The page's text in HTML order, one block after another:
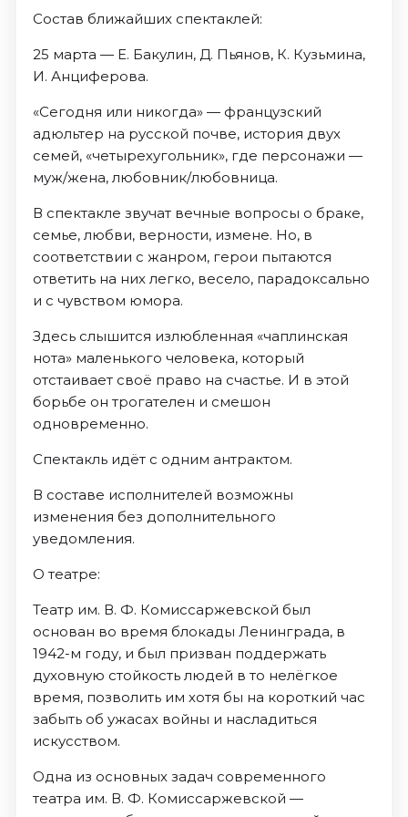
Состав ближайших спектаклей:
25 марта — Е. Бакулин, Д. Пьянов, К. Кузьмина,
И. Анциферова.
«Сегодня или никогда» — французский
адюльтер на русской почве, история двух
семей, «четырехугольник», где персонажи —
муж/жена, любовник/любовница.
В спектакле звучат вечные вопросы о браке,
семье, любви, верности, измене. Но, в
соответствии с жанром, герои пытаются
ответить на них легко, весело, парадоксально
и с чувством юмора.
Здесь слышится излюбленная «чаплинская
нота» маленького человека, который
отстаивает своё право на счастье. И в этой
борьбе он трогателен и смешон
одновременно.
Спектакль идёт с одним антрактом.
В составе исполнителей возможны
изменения без дополнительного
уведомления.
О театре:
Театр им. В. Ф. Комиссаржевской был
основан во время блокады Ленинграда, в
1942-м году, и был призван поддержать
духовную стойкость людей в то нелёгкое
время, позволить им хотя бы на короткий час
забыть об ужасах войны и насладиться
искусством.
Одна из основных задач современного
театра им. В. Ф. Комиссаржевской —